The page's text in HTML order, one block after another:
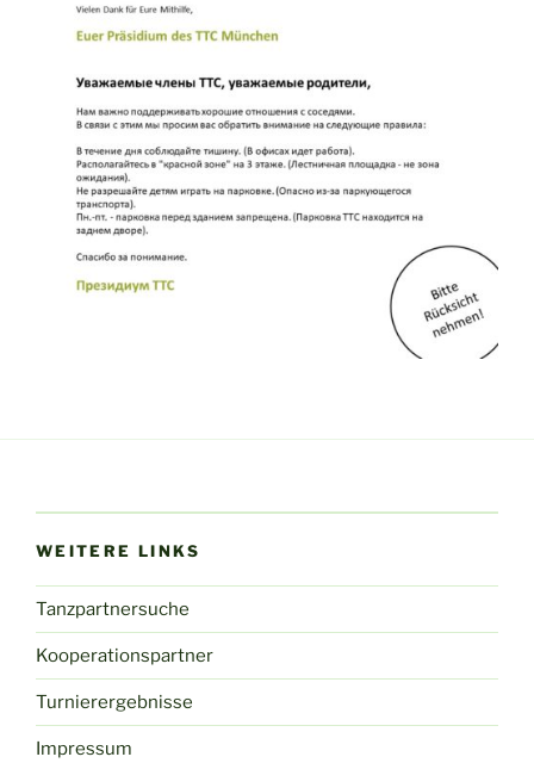
WEITERE LINKS
Tanzpartnersuche
Kooperationspartner
Turnierergebnisse
Impressum